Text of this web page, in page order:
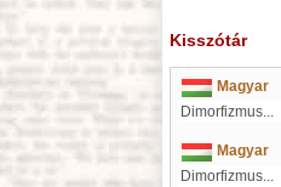
Kisszótár
Magyar
Dimorfizmus...
Magyar
Dimorfizmus...